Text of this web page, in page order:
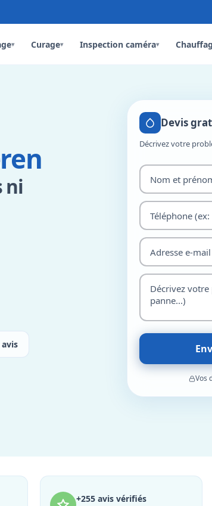
▾ Curage▾ Inspection caméra▾
ni
Devis
Décrivez votre
Vos
+255 avis vérifiés